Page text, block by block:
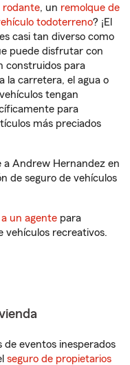
rodante, un remolque de
todoterreno? ¡El
casi tan diverso como
puede disfrutar con
construidos para
la carretera, el agua o
tengan
para
más preciados
a Andrew Hernandez en
de seguro de vehículos
un agente para
vehículos recreativos.
de eventos inesperados
seguro de propietarios